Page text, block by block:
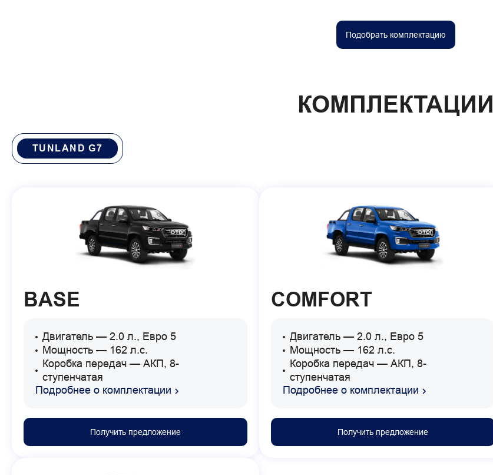
Подобрать комплектацию
КОМПЛЕКТАЦИИ
TUNLAND G7
BASE
Двигатель — 2.0 л., Евро 5
Мощность — 162 л.с.
Коробка передач — АКП, 8-
ступенчатая
Подробнее о комплектации
Получить предложение
COMFORT
Двигатель — 2.0 л., Евро 5
Мощность — 162 л.с.
Коробка передач — АКП, 8-
ступенчатая
Подробнее о комплектации
Получить предложение